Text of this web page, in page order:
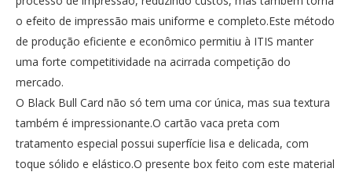
o efeito de impressão mais uniforme e completo.Este método
de produção eficiente e econômico permitiu à ITIS manter
uma forte competitividade na acirrada competição do
mercado.
O Black Bull Card não só tem uma cor única, mas sua textura
também é impressionante.O cartão vaca preta com
tratamento especial possui superfície lisa e delicada, com
toque sólido e elástico.O presente box feito com este material